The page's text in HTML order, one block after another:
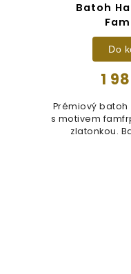
Batoh
1
Do
Prémiový batoh
s motivem
zlatonkou.